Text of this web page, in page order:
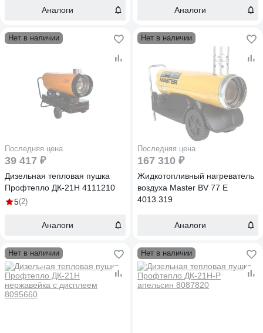
СПЕЦ-ДК-21НАналоги Аналоги
Нет в наличии
Последняя цена
39 417 ₽
Дизельная тепловая пушка
Профтепло ДК-21Н 4111210
5(2)
Аналоги
Нет в наличии
Последняя цена
167 310 ₽
Жидкотопливный нагреватель
воздуха Master BV 77 E
4013.319
Аналоги
Нет в наличии Нет в наличии